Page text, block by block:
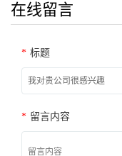
在线留言
* 标题
* 留言内容